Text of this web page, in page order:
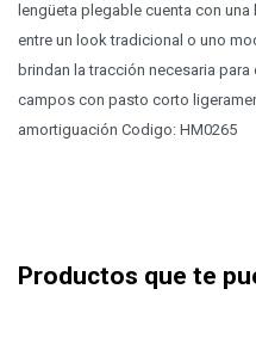
lengüeta plegable cuenta con
entre un look tradicional o uno
brindan la tracción necesaria para
campos con pasto corto
amortiguación Codigo: HM0265
Productos que te